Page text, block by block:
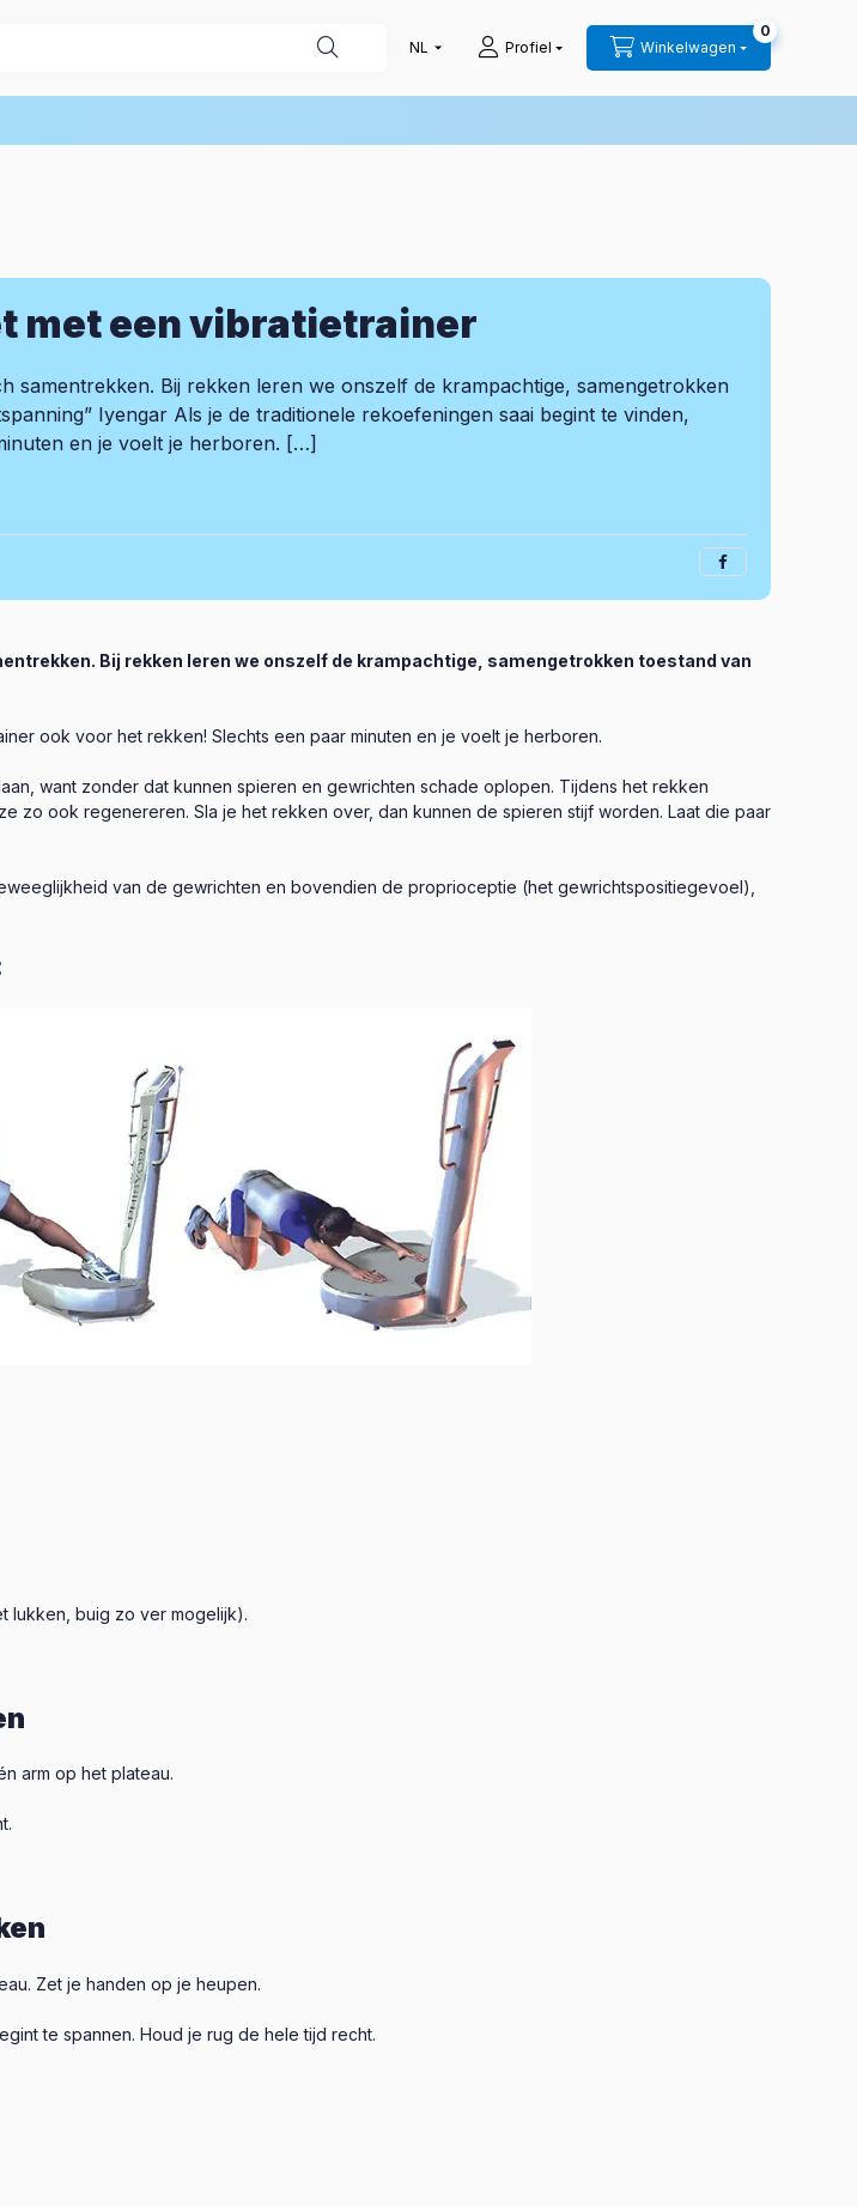
Profiel Winkelwagen
0
met een vibratietrainer
samentrekken. Bij rekken leren we onszelf de krampachtige, samengetrokken
Iyengar Als je de traditionele rekoefeningen saai begint te vinden,
en je voelt je herboren. […]
Bij rekken leren we onszelf de krampachtige, samengetrokken toestand van
ook voor het rekken! Slechts een paar minuten en je voelt je herboren.
want zonder dat kunnen spieren en gewrichten schade oplopen. Tijdens het rekken
ook regenereren. Sla je het rekken over, dan kunnen de spieren stijf worden. Laat die paar
van de gewrichten en bovendien de proprioceptie (het gewrichtspositiegevoel),
lukken, buig zo ver mogelijk).
arm op het plateau.
Zet je handen op je heupen.
te spannen. Houd je rug de hele tijd recht.